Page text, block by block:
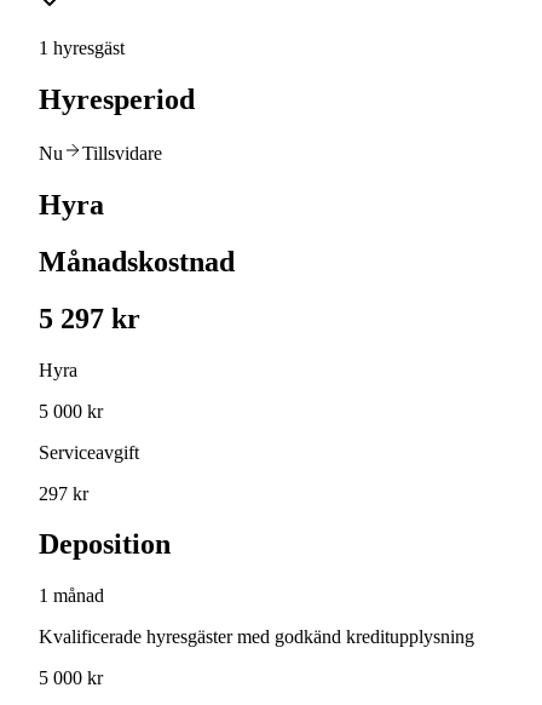
1 hyresgäst
Hyresperiod
Nu Tillsvidare
Hyra
Månadskostnad
5 297 kr
Hyra
5 000 kr
Serviceavgift
297 kr
Deposition
1 månad
Kvalificerade hyresgäster med godkänd kreditupplysning
5 000 kr